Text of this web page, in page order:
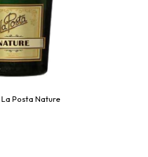
La Posta Nature